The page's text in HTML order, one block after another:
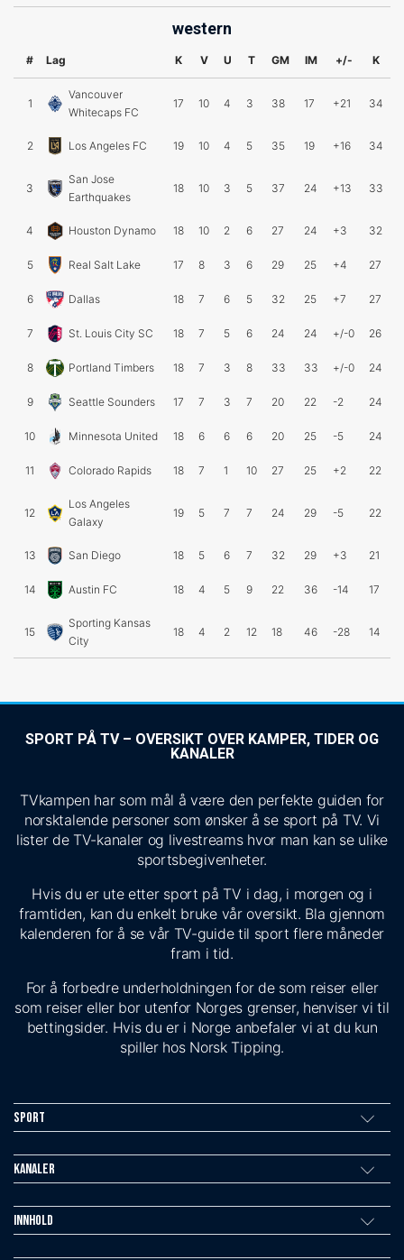
western
# Lag K V U T GM IM +/- K
1
Vancouver
Whitecaps FC
17 10 4 3 38 17 +21 34
2 Los Angeles FC 19 10 4 5 35 19 +16 34
3
San Jose
Earthquakes
18 10 3 5 37 24 +13 33
4 Houston Dynamo 18 10 2 6 27 24 +3 32
5 Real Salt Lake 17 8 3 6 29 25 +4 27
6 Dallas 18 7 6 5 32 25 +7 27
7 St. Louis City SC 18 7 5 6 24 24 +/-0 26
8 Portland Timbers 18 7 3 8 33 33 +/-0 24
9 Seattle Sounders 17 7 3 7 20 22 -2 24
10 Minnesota United 18 6 6 6 20 25 -5 24
11 Colorado Rapids 18 7 1 10 27 25 +2 22
12
Los Angeles
Galaxy
19 5 7 7 24 29 -5 22
13 San Diego 18 5 6 7 32 29 +3 21
14 Austin FC 18 4 5 9 22 36 -14 17
15
Sporting Kansas
City
18 4 2 12 18 46 -28 14
SPORT PÅ TV – OVERSIKT OVER KAMPER, TIDER OG
KANALER
TVkampen har som mål å være den perfekte guiden for
norsktalende personer som ønsker å se sport på TV. Vi
lister de TV-kanaler og livestreams hvor man kan se ulike
sportsbegivenheter.
Hvis du er ute etter sport på TV i dag, i morgen og i
framtiden, kan du enkelt bruke vår oversikt. Bla gjennom
kalenderen for å se vår TV-guide til sport flere måneder
fram i tid.
For å forbedre underholdningen for de som reiser eller
som reiser eller bor utenfor Norges grenser, henviser vi til
bettingsider. Hvis du er i Norge anbefaler vi at du kun
spiller hos Norsk Tipping.
Sport
Kanaler
Innhold